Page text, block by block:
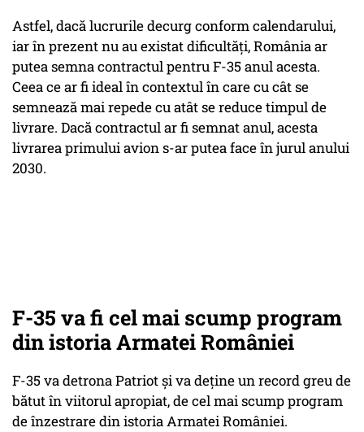
Astfel, dacă lucrurile decurg conform calendarului,
iar în prezent nu au existat dificultăți, România ar
putea semna contractul pentru F-35 anul acesta.
Ceea ce ar fi ideal în contextul în care cu cât se
semnează mai repede cu atât se reduce timpul de
livrare. Dacă contractul ar fi semnat anul, acesta
livrarea primului avion s-ar putea face în jurul anului
2030.
F-35 va fi cel mai scump program
din istoria Armatei României
F-35 va detrona Patriot și va deține un record greu de
bătut în viitorul apropiat, de cel mai scump program
de înzestrare din istoria Armatei României.